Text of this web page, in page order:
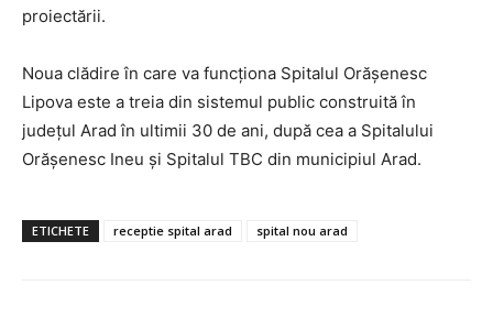
proiectării.
Noua clădire în care va funcţiona Spitalul Orăşenesc
Lipova este a treia din sistemul public construită în
judeţul Arad în ultimii 30 de ani, după cea a Spitalului
Orăşenesc Ineu şi Spitalul TBC din municipiul Arad.
ETICHETE receptie spital arad spital nou arad